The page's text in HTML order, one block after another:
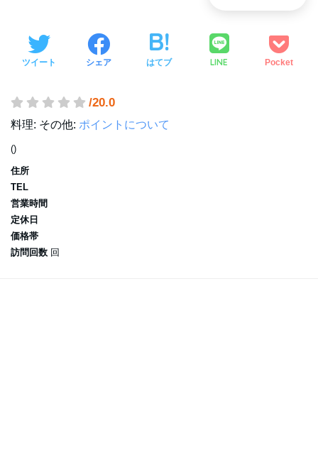
ツイート シェア はてブ LINE Pocket
/20.0
料理: その他: ポイントについて
()
住所
TEL
営業時間
定休日
価格帯
訪問回数 回